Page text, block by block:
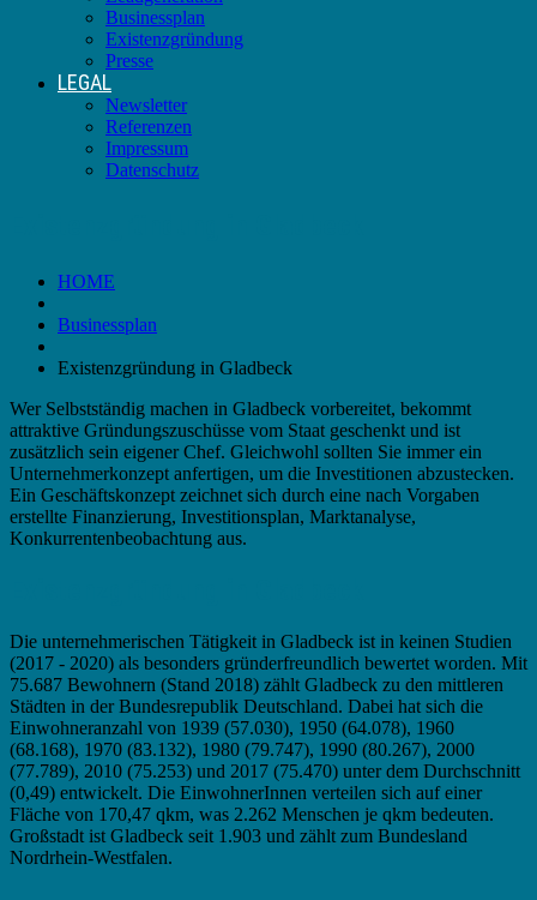
Businessplan
Existenzgründung
Presse
LEGAL
Newsletter
Referenzen
Impressum
Datenschutz
HOME
Businessplan
Existenzgründung in Gladbeck
Wer Selbstständig machen in Gladbeck vorbereitet, bekommt
attraktive Gründungszuschüsse vom Staat geschenkt und ist
zusätzlich sein eigener Chef. Gleichwohl sollten Sie immer ein
Unternehmerkonzept anfertigen, um die Investitionen abzustecken.
Ein Geschäftskonzept zeichnet sich durch eine nach Vorgaben
erstellte Finanzierung, Investitionsplan, Marktanalyse,
Konkurrentenbeobachtung aus.
Die unternehmerischen Tätigkeit in Gladbeck ist in keinen Studien
(2017 - 2020) als besonders gründerfreundlich bewertet worden. Mit
75.687 Bewohnern (Stand 2018) zählt Gladbeck zu den mittleren
Städten in der Bundesrepublik Deutschland. Dabei hat sich die
Einwohneranzahl von 1939 (57.030), 1950 (64.078), 1960
(68.168), 1970 (83.132), 1980 (79.747), 1990 (80.267), 2000
(77.789), 2010 (75.253) und 2017 (75.470) unter dem Durchschnitt
(0,49) entwickelt. Die EinwohnerInnen verteilen sich auf einer
Fläche von 170,47 qkm, was 2.262 Menschen je qkm bedeuten.
Großstadt ist Gladbeck seit 1.903 und zählt zum Bundesland
Nordrhein-Westfalen.